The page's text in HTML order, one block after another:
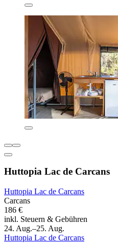
Huttopia Lac de Carcans
Huttopia Lac de Carcans
Carcans
186 €
inkl. Steuern & Gebühren
24. Aug.–25. Aug.
Huttopia Lac de Carcans